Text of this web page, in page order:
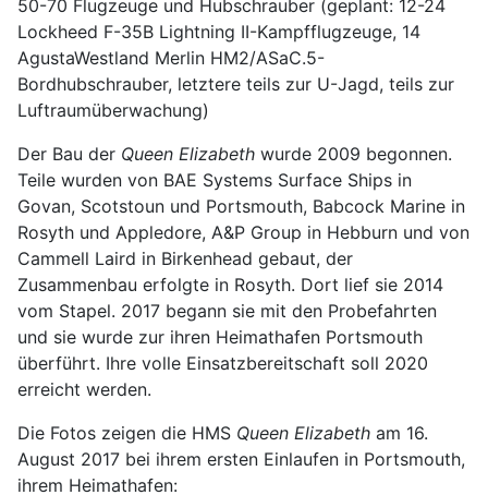
50-70 Flugzeuge und Hubschrauber (geplant: 12-24
Lockheed F-35B Lightning II-Kampfflugzeuge, 14
AgustaWestland Merlin HM2/ASaC.5-
Bordhubschrauber, letztere teils zur U-Jagd, teils zur
Luftraumüberwachung)
Der Bau der Queen Elizabeth wurde 2009 begonnen.
Teile wurden von BAE Systems Surface Ships in
Govan, Scotstoun und Portsmouth, Babcock Marine in
Rosyth und Appledore, A&P Group in Hebburn und von
Cammell Laird in Birkenhead gebaut, der
Zusammenbau erfolgte in Rosyth. Dort lief sie 2014
vom Stapel. 2017 begann sie mit den Probefahrten
und sie wurde zur ihren Heimathafen Portsmouth
überführt. Ihre volle Einsatzbereitschaft soll 2020
erreicht werden.
Die Fotos zeigen die HMS Queen Elizabeth am 16.
August 2017 bei ihrem ersten Einlaufen in Portsmouth,
ihrem Heimathafen: